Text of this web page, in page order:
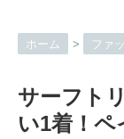
ホーム > ファ
サーフト
い1着！